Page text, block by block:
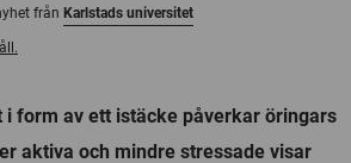
från Karlstads universitet
i form av ett istäcke påverkar öringars
aktiva och mindre stressade visar